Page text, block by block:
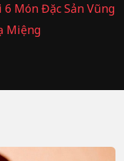
6 Món Đặc Sản Vũng
Miệng